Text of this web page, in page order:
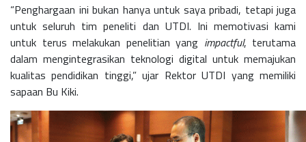
“Penghargaan ini bukan hanya untuk saya pribadi, tetapi juga
untuk seluruh tim peneliti dan UTDI. Ini memotivasi kami
untuk terus melakukan penelitian yang impactful, terutama
dalam mengintegrasikan teknologi digital untuk memajukan
kualitas pendidikan tinggi,” ujar Rektor UTDI yang memiliki
sapaan Bu Kiki.